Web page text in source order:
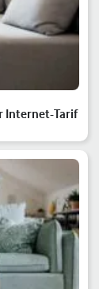
Internet-Tarif